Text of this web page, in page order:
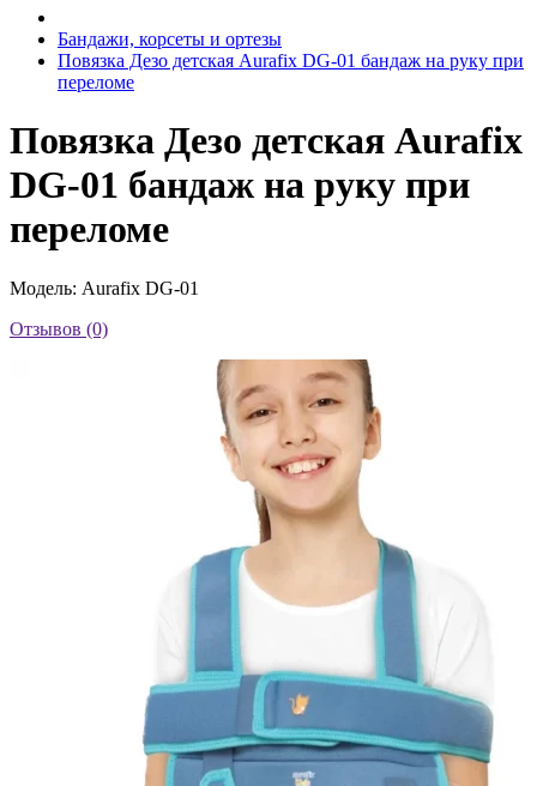
Бандажи, корсеты и ортезы
Повязка Дезо детская Aurafix DG-01 бандаж на руку при
переломе
Повязка Дезо детская Aurafix
DG-01 бандаж на руку при
переломе
Модель: Aurafix DG-01
Отзывов (0)